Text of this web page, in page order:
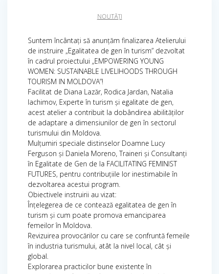
NOUTĂȚI
Suntem încântați să anunțăm finalizarea Atelierului
de instruire „Egalitatea de gen în turism” dezvoltat
în cadrul proiectului „EMPOWERING YOUNG
WOMEN: SUSTAINABLE LIVELIHOODS THROUGH
TOURISM IN MOLDOVA”!
Facilitat de Diana Lazăr, Rodica Jardan, Natalia
Iachimov, Experte în turism și egalitate de gen,
acest atelier a contribuit la dobândirea abilităților
de adaptare a dimensiunilor de gen în sectorul
turismului din Moldova.
Mulțumiri speciale distinselor Doamne Lucy
Ferguson și Daniela Moreno, Traineri și Consultanți
în Egalitate de Gen de la FACILITATING FEMINIST
FUTURES, pentru contribuțiile lor inestimabile în
dezvoltarea acestui program.
Obiectivele instruirii au vizat:
Înțelegerea de ce contează egalitatea de gen în
turism și cum poate promova emanciparea
femeilor în Moldova.
Revizuirea provocărilor cu care se confruntă femeile
în industria turismului, atât la nivel local, cât și
global.
Explorarea practicilor bune existente în